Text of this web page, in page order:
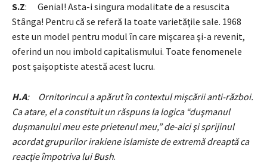
S.Z: Genial! Asta-i singura modalitate de a resuscita
Stânga! Pentru că se referă la toate varietăţile sale. 1968
este un model pentru modul în care mişcarea şi-a revenit,
oferind un nou imbold capitalismului. Toate fenomenele
post şaişoptiste atestă acest lucru.
H.A: Ornitorincul a apărut în contextul mişcării anti-război.
Ca atare, el a constituit un răspuns la logica “duşmanul
duşmanului meu este prietenul meu,” de-aici şi sprijinul
acordat grupurilor irakiene islamiste de extremă dreaptă ca
reacţie împotriva lui Bush.